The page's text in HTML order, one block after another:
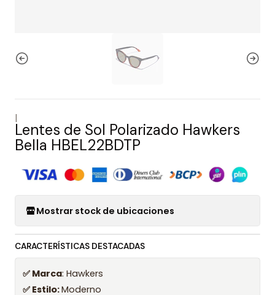
|
Lentes de Sol Polarizado Hawkers
Bella HBEL22BDTP
Mostrar stock de ubicaciones
CARACTERÍSTICAS DESTACADAS
✅ Marca: Hawkers
✅ Estilo:Moderno